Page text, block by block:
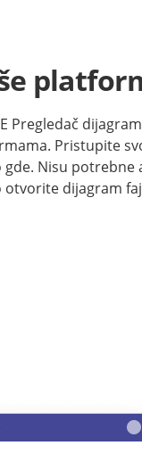
Pregledač
Pristupite
Nisu potrebne
dijagram